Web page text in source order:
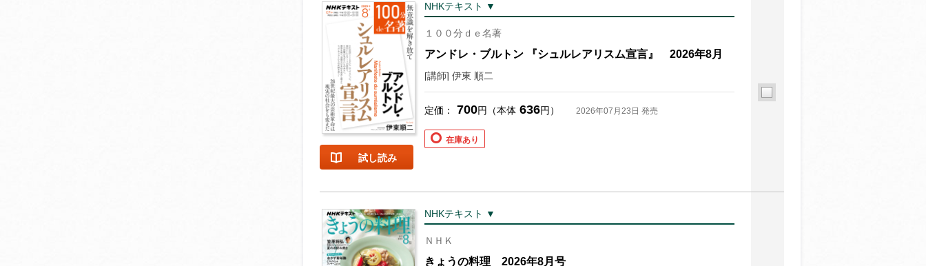
お支払いに進む
試し読み
NHKテキスト ▼
１００分ｄｅ名著
アンドレ・ブルトン 『シュルレアリスム宣言』 2026年8月
[講師] 伊東 順二
定価： 700円（本体 636円） 2026年07月23日 発売
在庫あり
NHKテキスト ▼
ＮＨＫ
きょうの料理 2026年8月号